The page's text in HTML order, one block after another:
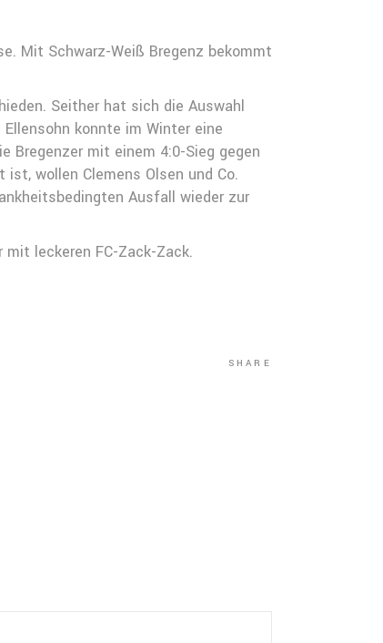
Mit Schwarz-Weiß Bregenz bekommt
Seither hat sich die Auswahl
konnte im Winter eine
Bregenzer mit einem 4:0-Sieg gegen
wollen Clemens Olsen und Co.
Ausfall wieder zur
leckeren FC-Zack-Zack.
SHARE